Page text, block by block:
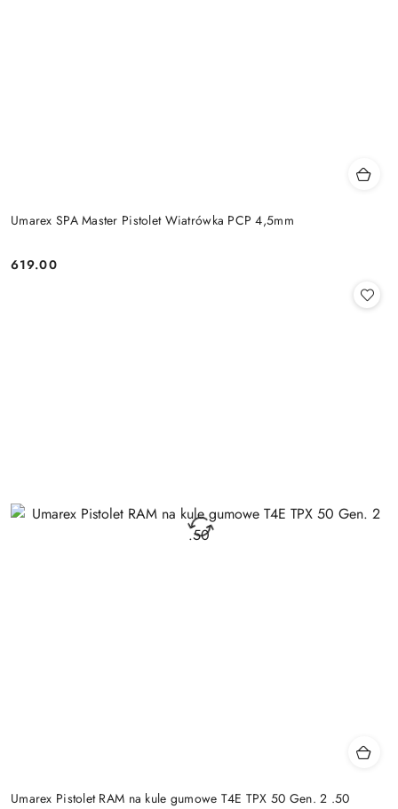
Umarex SPA Master Pistolet Wiatrówka PCP 4,5mm
Cena:
619.00
Umarex Pistolet RAM na kule gumowe T4E TPX 50 Gen. 2 .50